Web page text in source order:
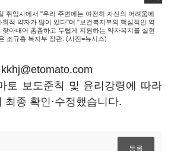
취임사에서 "우리 주변에는 여전히 자신의 어려움에
적 약자가 많이 있다"며 "보건복지부의 핵심적인 역
아내어 촘촘하고 두텁게 지원하는 약자복지를 실현
조규홍 복지부 장관. (사진=뉴시스)
토 보도준칙 및 윤리강령에 따라
최종 확인·수정했습니다.